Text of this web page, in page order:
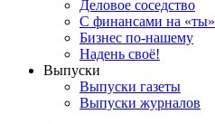
Деловое соседство
С финансами на «ты»
Бизнес по-нашему
Надень своё!
Выпуски
Выпуски газеты
Выпуски журналов